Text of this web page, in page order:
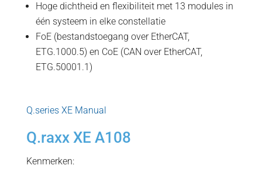
Hoge dichtheid en flexibiliteit met 13 modules in
één systeem in elke constellatie
FoE (bestandstoegang over EtherCAT,
ETG.1000.5) en CoE (CAN over EtherCAT,
ETG.50001.1)
Q.series XE Manual
Q.raxx XE A108
Kenmerken: